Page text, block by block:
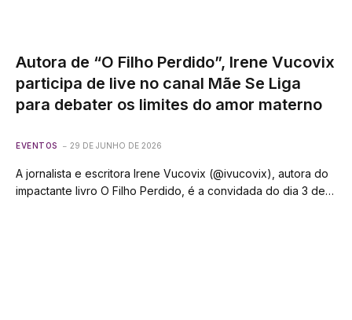
Autora de “O Filho Perdido”, Irene Vucovix
participa de live no canal Mãe Se Liga
para debater os limites do amor materno
EVENTOS 29 DE JUNHO DE 2026
A jornalista e escritora Irene Vucovix (@ivucovix), autora do
impactante livro O Filho Perdido, é a convidada do dia 3 de…